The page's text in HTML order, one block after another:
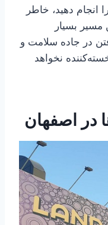
حدود ۱۵ دقیقه را انجام دهید، خاطر
بسیار
در جاده سلامت و
نخواهد
در اصفهان